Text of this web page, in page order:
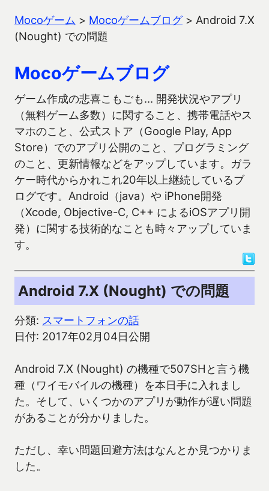
Mocoゲーム > Mocoゲームブログ> Android 7.X
(Nought) での問題
Mocoゲームブログ
ゲーム作成の悲喜こもごも… 開発状況やアプリ
（無料ゲーム多数）に関すること、携帯電話やス
マホのこと、公式ストア（Google Play, App
Store）でのアプリ公開のこと、プログラミング
のこと、更新情報などをアップしています。ガラ
ケー時代からかれこれ20年以上継続しているブ
ログです。Android（java）や iPhone開発
（Xcode, Objective-C, C++ によるiOSアプリ開
発）に関する技術的なことも時々アップしていま
す。
Android 7.X (Nought) での問題
分類: スマートフォンの話
日付: 2017年02月04日公開
Android 7.X (Nought) の機種で507SHと言う機
種（ワイモバイルの機種）を本日手に入れまし
た。そして、いくつかのアプリが動作が遅い問題
があることが分かりました。
ただし、幸い問題回避方法はなんとか見つかりま
した。